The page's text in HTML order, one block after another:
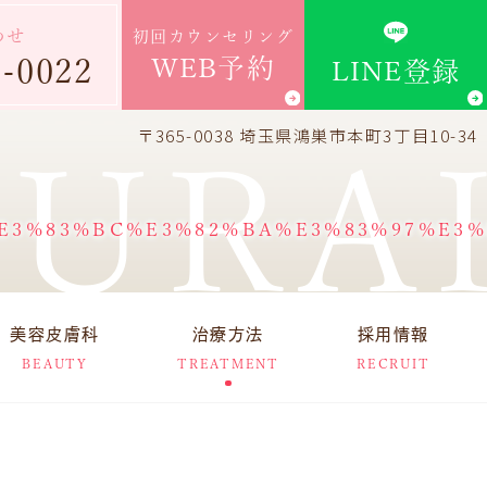
せ
0022
初回カウンセリング
WEB予約 LINE登録
〒365-0038 埼玉県鴻巣市本町3丁目10-34
美容皮膚科
BEAUTY
治療方法
TREATMENT
採用情報
RECRUIT